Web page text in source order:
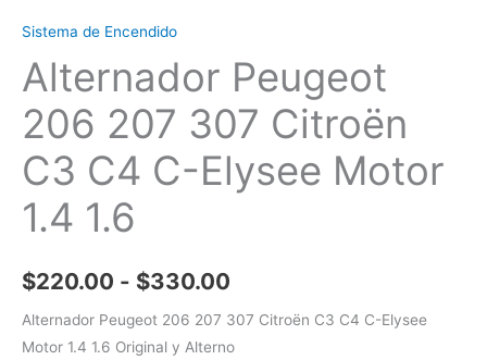
Sistema de Encendido
Alternador Peugeot
206 207 307 Citroën
C3 C4 C-Elysee Motor
1.4 1.6
$220.00 - $330.00
Alternador Peugeot 206 207 307 Citroën C3 C4 C-Elysee
Motor 1.4 1.6 Original y Alterno